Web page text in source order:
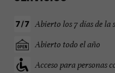
Abierto los 7 días de la
Abierto todo el año
Acceso para personas